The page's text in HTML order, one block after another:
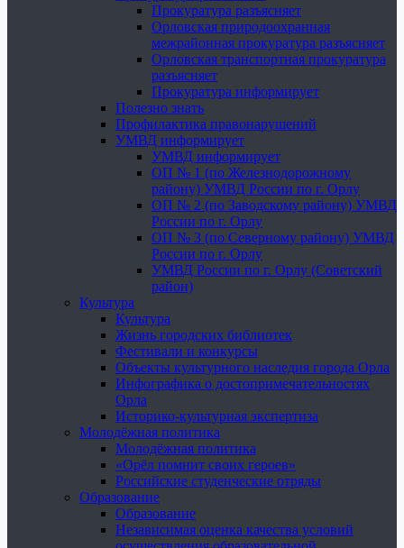
Прокуратура разъясняет
Орловская природоохранная
межрайонная прокуратура разъясняет
Орловская транспортная прокуратура
разъясняет
Прокуратура информирует
Полезно знать
Профилактика правонарушений
УМВД информирует
УМВД информирует
ОП № 1 (по Железнодорожному
району) УМВД России по г. Орлу
ОП № 2 (по Заводскому району) УМВД
России по г. Орлу
ОП № 3 (по Северному району) УМВД
России по г. Орлу
УМВД России по г. Орлу (Советский
район)
Культура
Культура
Жизнь городских библиотек
Фестивали и конкурсы
Объекты культурного наследия города Орла
Инфографика о достопримечательностях
Орла
Историко-культурная экспертиза
Молодёжная политика
Молодёжная политика
«Орёл помнит своих героев»
Российские студенческие отряды
Образование
Образование
Независимая оценка качества условий